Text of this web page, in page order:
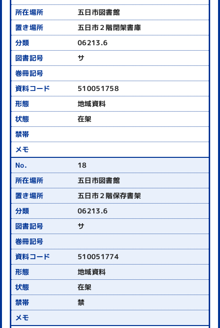
五日市図書館
五日市２階閉架書庫
06213.6
サ
510051758
地域資料
在架
18
五日市図書館
五日市２階保存書架
06213.6
サ
510051774
地域資料
在架
禁